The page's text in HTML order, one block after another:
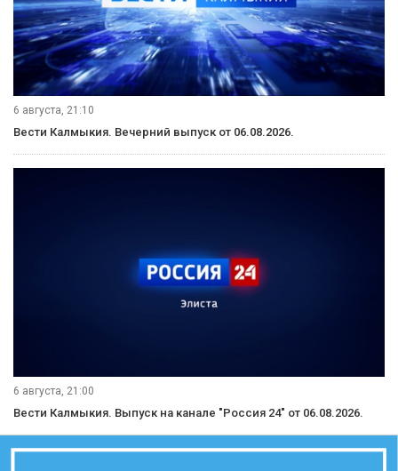
6 августа, 21:10
Вести Калмыкия. Вечерний выпуск от 06.08.2026.
6 августа, 21:00
Вести Калмыкия. Выпуск на канале "Россия 24" от 06.08.2026.